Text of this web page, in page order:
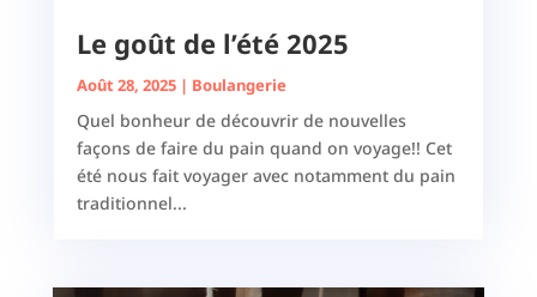
Le goût de l’été 2025
Août 28, 2025| Boulangerie
Quel bonheur de découvrir de nouvelles
façons de faire du pain quand on voyage!! Cet
été nous fait voyager avec notamment du pain
traditionnel...